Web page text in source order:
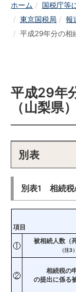
ホーム 国税庁等
東京国税局
報
平成29年分の相
平成29年
（山梨県）
別表
別表1 相続税
項目
被相続人数（
（注3）
相続税の
の提出に係る